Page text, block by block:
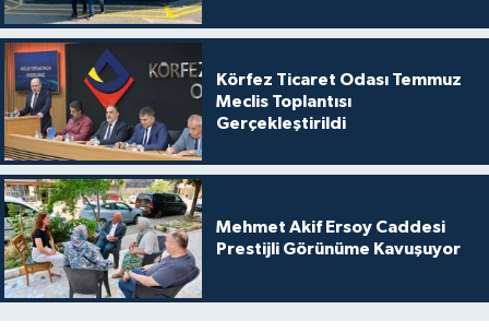
Körfez Ticaret Odası Temmuz
Meclis Toplantısı
Gerçekleştirildi
Mehmet Akif Ersoy Caddesi
Prestijli Görünüme Kavuşuyor